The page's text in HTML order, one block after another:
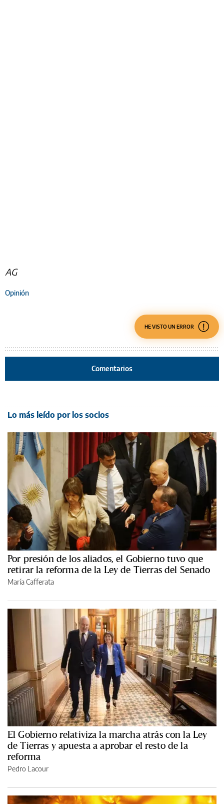
AG
Opinión
HE VISTO UN ERROR
Comentarios
Lo más leído por los socios
Por presión de los aliados, el Gobierno tuvo que
retirar la reforma de la Ley de Tierras del Senado
María Cafferata
El Gobierno relativiza la marcha atrás con la Ley
de Tierras y apuesta a aprobar el resto de la
reforma
Pedro Lacour